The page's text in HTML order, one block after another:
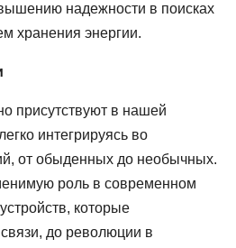
надежности в поисках
хранения энергии.
присутствуют в нашей
интегрируясь во
от обыденных до необычных.
роль в современном
которые
до революции в